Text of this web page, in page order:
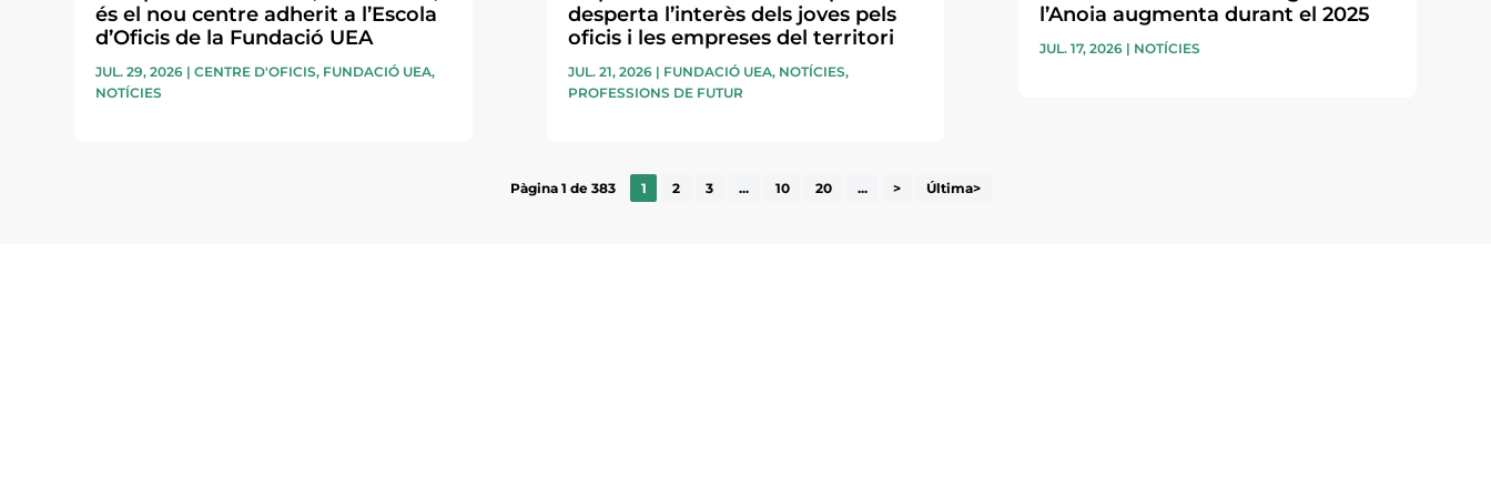
és el nou centre adherit a l’Escola
d’Oficis de la Fundació UEA
JUL. 29, 2026 |CENTRE D'OFICIS, FUNDACIÓ UEA,
NOTÍCIES
desperta l’interès dels joves pels
oficis i les empreses del territori
JUL. 21, 2026| FUNDACIÓ UEA, NOTÍCIES,
PROFESSIONS DE FUTUR
l’Anoia augmenta durant el 2025
JUL. 17, 2026| NOTÍCIES
Pàgina 1 de 383 1 2 3 ... 10 20 ... > Última>